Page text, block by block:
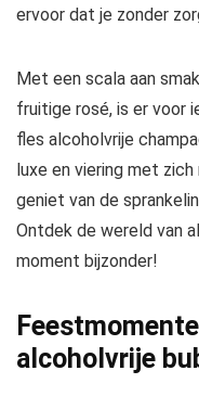
ervoor dat je zonder
Met een scala aan
fruitige rosé, is er voor
fles alcoholvrije
luxe en viering met
geniet van de
Ontdek de wereld van
moment bijzonder!
alcoholvrije